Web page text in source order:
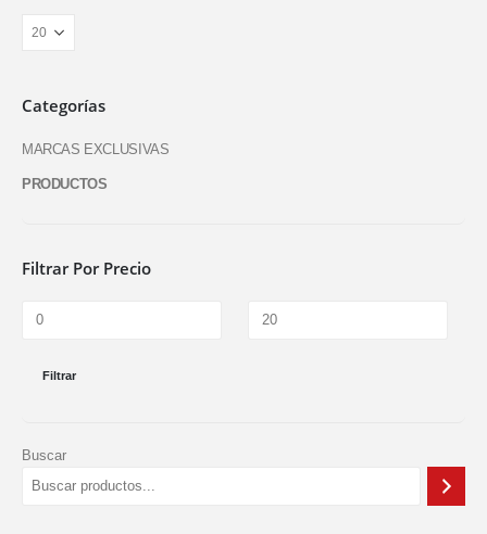
Categorías
MARCAS EXCLUSIVAS
PRODUCTOS
Filtrar Por Precio
Filtrar
Buscar